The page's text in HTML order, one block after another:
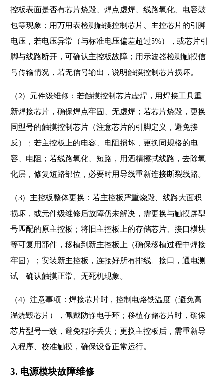
控板表面是否有芯片烧毁、焊点虚焊、线路氧化、电容鼓
包等现象；用万用表检测触摸控制芯片、主控芯片的引脚
电压，若电压异常（与标准电压偏差超过5%），或芯片引
脚与线路断开，可确认主控板故障；用示波器检测触摸信
号传输情况，若无信号输出，说明触摸控制芯片损坏。
（2）元件级维修：若触摸控制芯片虚焊，用焊接工具重
新焊接芯片，确保焊点牢固、无虚焊；若芯片烧毁，更换
同型号的触摸控制芯片（注意芯片的引脚定义，避免接
反）；若主控板上的电容、电阻损坏，更换同规格的电
容、电阻；若线路氧化、短路，用酒精擦拭线路，去除氧
化层，修复短路部位，必要时用导线重新连接断裂线路。
（3）主控板整体更换：若主控板严重烧毁、线路大面积
损坏，或元件级维修后故障仍未解决，需更换与触摸屏型
号匹配的原主控板；将旧主控板上的存储芯片、接口模块
等可复用部件，移植到新主控板上（确保移植过程中焊接
牢固）；安装新主控板，连接好所有排线、接口，通电测
试，确认触摸正常、无死机现象。
（4）注意事项：焊接芯片时，控制电烙铁温度（避免高
温烧毁芯片），佩戴防静电手环；移植存储芯片时，确保
芯片型号一致，避免程序丢失；更换主控板后，需重新导
入程序、校准触摸，确保设备正常运行。
3. 电源模块故障维修